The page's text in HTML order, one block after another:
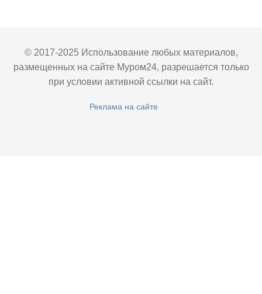
© 2017-2025 Использование любых материалов,
размещенных на сайте Муром24, разрешается только
при условии активной ссылки на сайт.
Реклама на сайте